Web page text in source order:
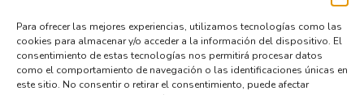
Para ofrecer las mejores experiencias, utilizamos tecnologías como las
cookies para almacenar y/o acceder a la información del dispositivo. El
consentimiento de estas tecnologías nos permitirá procesar datos
como el comportamiento de navegación o las identificaciones únicas en
este sitio. No consentir o retirar el consentimiento, puede afectar